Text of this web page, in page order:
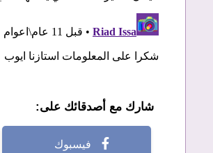
شارك مع أصدقائك على:
فيسبوك